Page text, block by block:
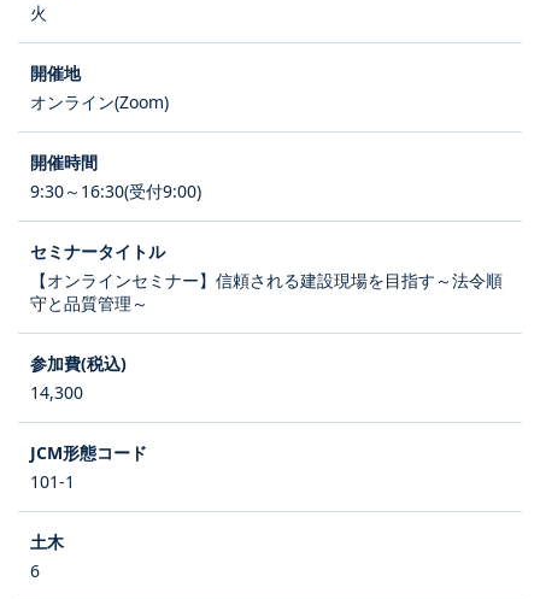
火
オンライン(Zoom)
9:30～16:30(受付9:00)
【オンラインセミナー】信頼される建設現場を目指す～法令順
守と品質管理～
14,300
101-1
6